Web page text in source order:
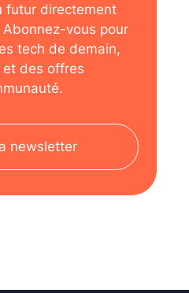
futur directement
vous pour
tech de demain,
et des offres
newsletter